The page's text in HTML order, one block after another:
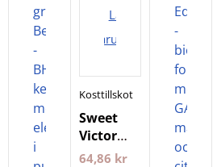
Lägg i
varukorgen
Kosttillskott
Sweet
Victory
Gum
64,86 kr